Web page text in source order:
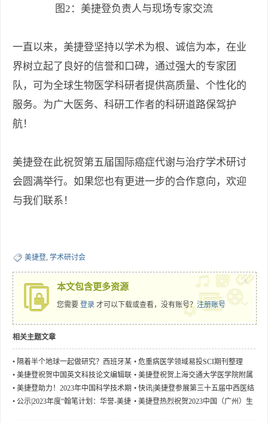
图2：美捷登负责人与现场专家交流
一直以来，美捷登坚持以学术为根、诚信为本，在业
界树立起了良好的信誉和口碑，通过强大的专家团
队，可为全球生物医学科研者提供高质量、个性化的
服务。为广大医务、科研工作者的科研道路保驾护
航！
美捷登在此祝贺第五届国际癌症代谢与治疗学术研讨
会圆满举行。如果您也有更进一步的合作意向，欢迎
与我们联系！
美捷登, 学术研讨会
本文包含更多资源
您需要 登录 才可以下载或查看，没有账号？ 注册账号
x
相关主题文章
• 隔着半个地球一起做研究？西班牙某
大学教授的新文章疑点重重
• 危重病医学领域易投SCI期刊整理
• 美捷登祝贺中国英文科技论文编辑联
盟2023年年会圆满召开
• 美捷登祝贺上海交通大学医学院附属
仁济医院团队成果刊发《新英格兰医
学杂志》
• 美捷登助力！2023年中国科学技术期
刊编辑学会学术年会正式启幕！
• 快讯|美捷登参展第三十五届中西医结
合消化系统疾病学术会议
• 公示|2023年度“翰笔计划：华誉-美捷 • 美捷登热烈祝贺2023中国（广州）生